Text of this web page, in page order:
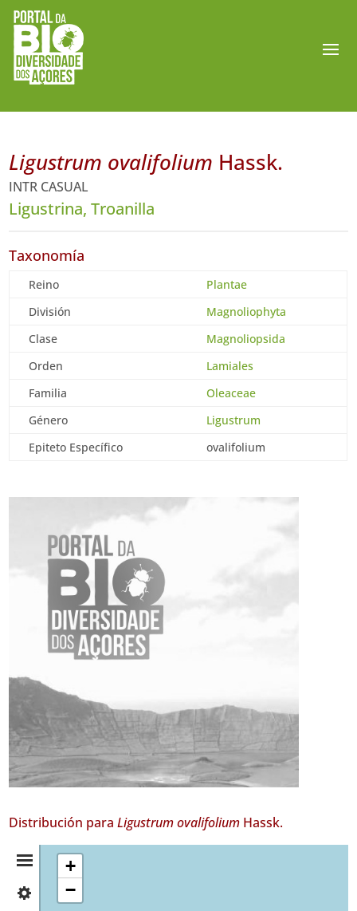
Ligustrum ovalifolium Hassk.
INTR CASUAL
Ligustrina, Troanilla
Taxonomía
Reino
Plantae
División
Magnoliophyta
Clase
Magnoliopsida
Orden
Lamiales
Familia
Oleaceae
Género
Ligustrum
Epiteto Específico
ovalifolium
Distribución paraLigustrum ovalifolium Hassk.
Resumen
Flores
+
−